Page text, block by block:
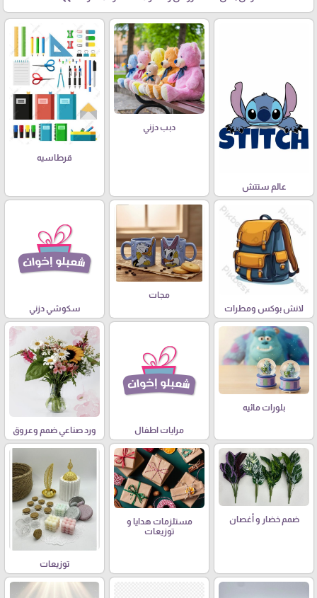
عالم ستتش
دبب دزني
قرطاسيه
لانش بوكس ومطرات
مجات
سكوشي دزني
بلورات مائيه
مرايات اطفال ورد صناعي ضمم وعروق
ضمم خضار و أغصان
مستلزمات هدايا و
توزيعات
توزيعات